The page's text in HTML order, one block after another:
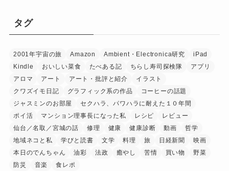
タグ
2001年宇宙の旅 Amazon Ambient・Electronica研究
iPad
Kindle
おいしい菜食 たべある記 ちらし寿司探検隊
アプリ
アロマ
アート アート・批評と紹介
イラスト
クワズイモ日記
グラフィック系の作品
コーヒーの話題
ジャスミンのお部屋
セクハラ、パワハラに耐えた１０年間
ポイ活
マンション理事長になった私 レシピ
レビュー
仙台／名取／宮城の話
修理 健康 健康診断 動画
哲学
地域ネコと私
学びと読書 文学 料理 旅 日経新聞
映画
本日のでんちゃん
油彩 法政 癒やし 苦情 買い物
野菜
防災
音楽 食レポ